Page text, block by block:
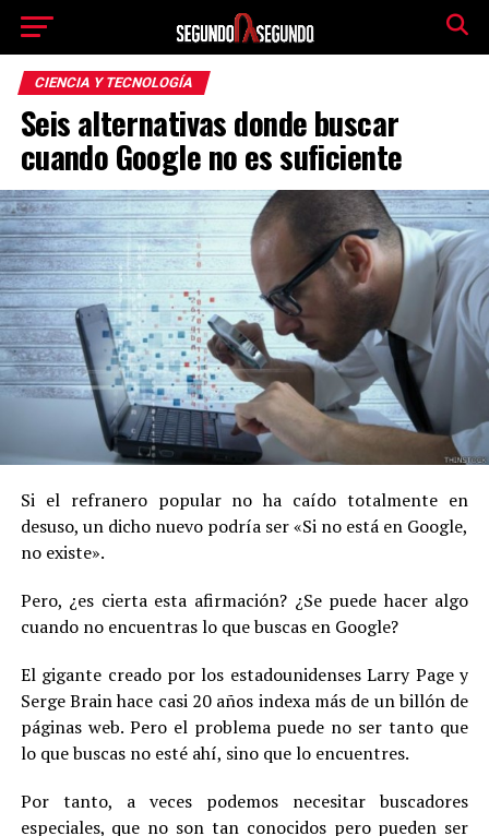
CIENCIA Y TECNOLOGÍA
Seis alternativas donde buscar
cuando Google no es suficiente
Si el refranero popular no ha caído totalmente en
desuso, un dicho nuevo podría ser «Si no está en Google,
no existe».
Pero, ¿es cierta esta afirmación? ¿Se puede hacer algo
cuando no encuentras lo que buscas en Google?
El gigante creado por los estadounidenses Larry Page y
Serge Brain hace casi 20 años indexa más de un billón de
páginas web. Pero el problema puede no ser tanto que
lo que buscas no esté ahí, sino que lo encuentres.
Por tanto, a veces podemos necesitar buscadores
especiales, que no son tan conocidos pero pueden ser